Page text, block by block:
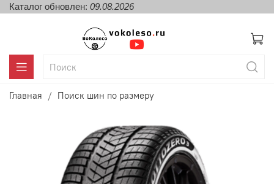
Каталог обновлен: 09.08.2026
Главная Поиск шин по размеру